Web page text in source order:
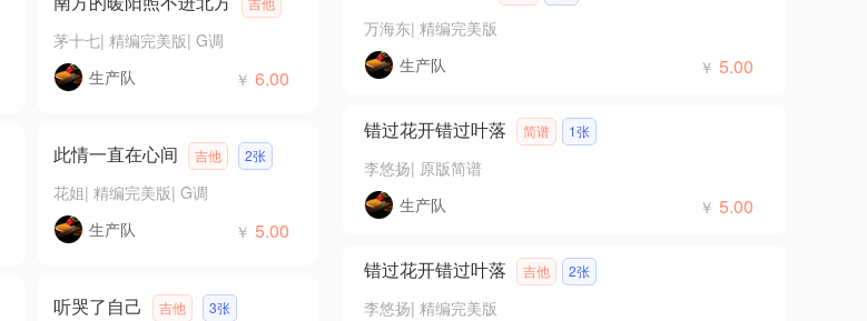
茅十七| 精编完美版| G调
生产队
￥ 6.00
此情一直在心间 吉他 2张
花姐| 精编完美版| G调
生产队
￥ 5.00
听哭了自己 吉他 3张
万海东| 精编完美版
生产队
￥ 5.00
错过花开错过叶落 简谱 1张
李悠扬| 原版简谱
生产队
￥ 5.00
错过花开错过叶落 吉他 2张
李悠扬| 精编完美版